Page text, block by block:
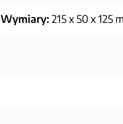
Wymiary: 215 x 50 x 125